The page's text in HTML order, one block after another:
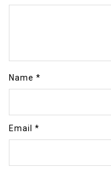
Name *
Email *